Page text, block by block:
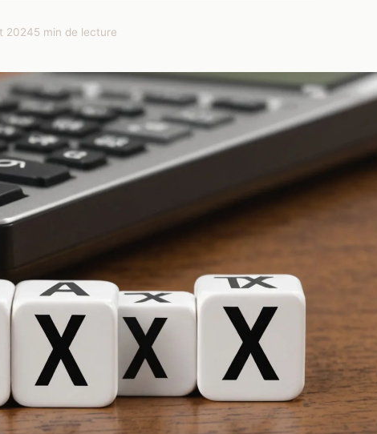
20245 min de lecture